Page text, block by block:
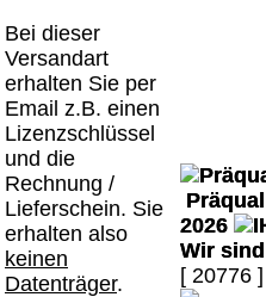
Bei dieser
Versandart
erhalten Sie per
Email z.B. einen
Lizenzschlüssel
und die
Rechnung /
Lieferschein. Sie
erhalten also
keinen
Datenträger.
2026
Wir
[ 20776 ]